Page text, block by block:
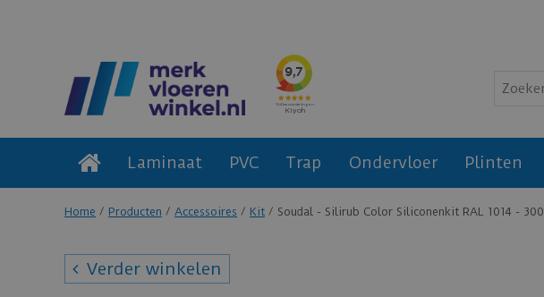
Home Producten Accessoires Kit Soudal - Silirub Color Siliconenkit RAL 1014 -
Laminaat PVC Trap Ondervloer Plinten
Verder winkelen